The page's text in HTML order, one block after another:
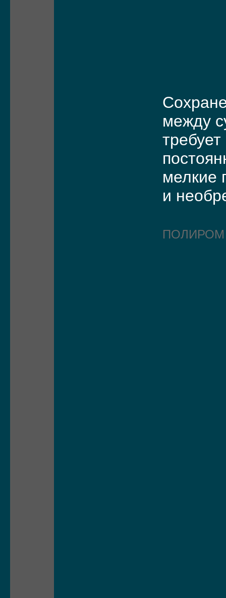
между
мелкие
и